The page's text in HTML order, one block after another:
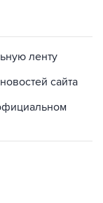
ленту
сайта